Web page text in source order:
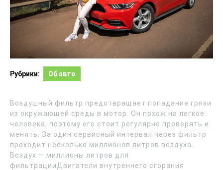
Рубрики: Об авто
Воздушный фильтр предотвращает попадание грязи
из окружающей среды в мотор. Он похож на легкое
человека, поэтому его стоит регулярно проверять и
менять. За один сервисный интервал через фильтр
проходит несколько миллионов литров воздуха.
Воздух — миллионы литров для
фильтрацииДвигатели внутреннего сгорания